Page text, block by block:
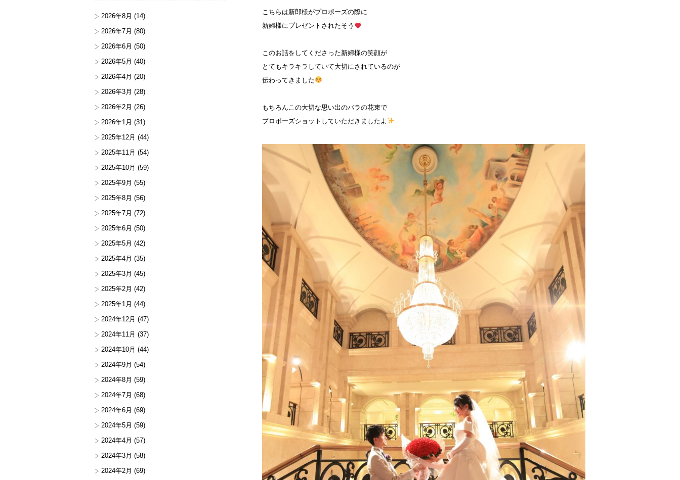
こちらは新郎様がプロポーズの際に
新婦様にプレゼントされたそう
このお話をしてくださった新婦様の笑顔が
とてもキラキラしていて大切にされているのが
伝わってきました
もちろんこの大切な思い出のバラの花束で
プロポーズショットしていただきましたよ
2026年8月 (14)
2026年7月 (80)
2026年6月 (50)
2026年5月 (40)
2026年4月 (20)
2026年3月 (28)
2026年2月 (26)
2026年1月 (31)
2025年12月 (44)
2025年11月 (54)
2025年10月 (59)
2025年9月 (55)
2025年8月 (56)
2025年7月 (72)
2025年6月 (50)
2025年5月 (42)
2025年4月 (35)
2025年3月 (45)
2025年2月 (42)
2025年1月 (44)
2024年12月 (47)
2024年11月 (37)
2024年10月 (44)
2024年9月 (54)
2024年8月 (59)
2024年7月 (68)
2024年6月 (69)
2024年5月 (59)
2024年4月 (57)
2024年3月 (58)
2024年2月 (69)